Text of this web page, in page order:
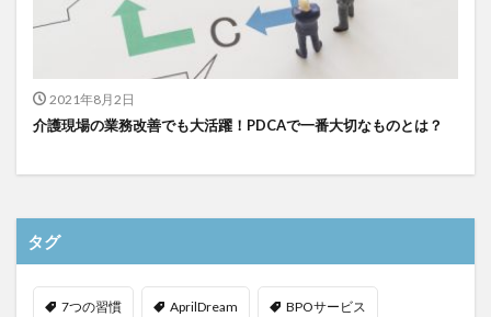
2021年8月2日
介護現場の業務改善でも大活躍！PDCAで一番大切なものとは？
タグ
7つの習慣 AprilDream BPOサービス